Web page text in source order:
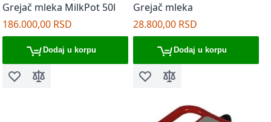
Grejač mleka MilkPot 50l
186.000,00 RSD
Dodaj u korpu
Dodaj u listu želja
Dodaj za poređenje
Grejač mleka
28.800,00 RSD
Dodaj u korpu
Dodaj u listu želja
Dodaj za poređenje